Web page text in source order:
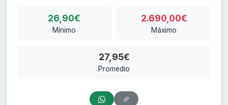
26,90€
Mínimo
2.690,00€
Máximo
27,95€
Promedio